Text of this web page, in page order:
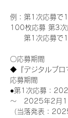
例：第1次応募で
100枚応募 第3
第1次応募で
〇応募期間
◆『デジタルブロ
応募期間
●第1次応募：
～　2025年2月
（当落発表：